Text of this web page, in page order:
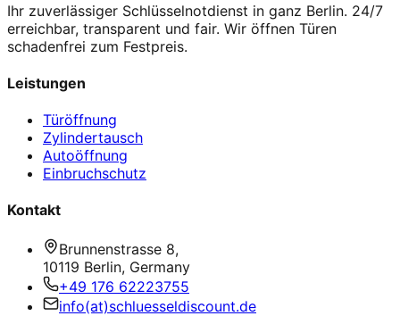
Ihr zuverlässiger Schlüsselnotdienst in ganz Berlin. 24/7
erreichbar, transparent und fair. Wir öffnen Türen
schadenfrei zum Festpreis.
Leistungen
Türöffnung
Zylindertausch
Autoöffnung
Einbruchschutz
Kontakt
Brunnenstrasse 8,
10119 Berlin, Germany
+49 176 62223755
info(at)schluesseldiscount.de